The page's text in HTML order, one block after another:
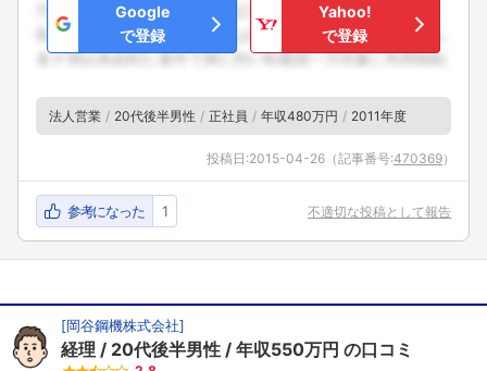
フォローしました
Google
で登録
Yahoo!
で登録
法人営業 20代後半男性 正社員 年収480万円 2011年度
投稿日:2015-04-26 （記事番号:470369）
参考になった 1 不適切な投稿として報告
[岡谷鋼機株式会社]
経理 20代後半男性 年収550万円 の口コミ